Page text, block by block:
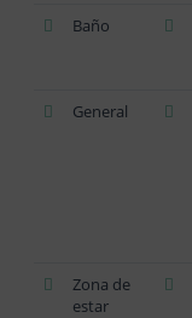
Baño
General
Zona de
estar